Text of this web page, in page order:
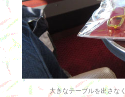
大きなテーブルを出さな